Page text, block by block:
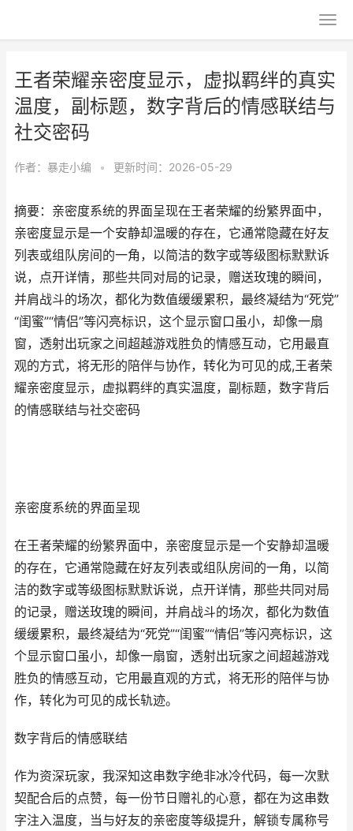
王者荣耀亲密度显示，虚拟羁绊的真实
温度，副标题，数字背后的情感联结与
社交密码
作者： 暴走小编 • 更新时间：2026-05-29
摘要：亲密度系统的界面呈现在王者荣耀的纷繁界面中，
亲密度显示是一个安静却温暖的存在，它通常隐藏在好友
列表或组队房间的一角，以简洁的数字或等级图标默默诉
说，点开详情，那些共同对局的记录，赠送玫瑰的瞬间，
并肩战斗的场次，都化为数值缓缓累积，最终凝结为“死党”
“闺蜜”“情侣”等闪亮标识，这个显示窗口虽小，却像一扇
窗，透射出玩家之间超越游戏胜负的情感互动，它用最直
观的方式，将无形的陪伴与协作，转化为可见的成,王者荣
耀亲密度显示，虚拟羁绊的真实温度，副标题，数字背后
的情感联结与社交密码
亲密度系统的界面呈现
在王者荣耀的纷繁界面中，亲密度显示是一个安静却温暖
的存在，它通常隐藏在好友列表或组队房间的一角，以简
洁的数字或等级图标默默诉说，点开详情，那些共同对局
的记录，赠送玫瑰的瞬间，并肩战斗的场次，都化为数值
缓缓累积，最终凝结为“死党”“闺蜜”“情侣”等闪亮标识，这
个显示窗口虽小，却像一扇窗，透射出玩家之间超越游戏
胜负的情感互动，它用最直观的方式，将无形的陪伴与协
作，转化为可见的成长轨迹。
数字背后的情感联结
作为资深玩家，我深知这串数字绝非冰冷代码，每一次默
契配合后的点赞，每一份节日赠礼的心意，都在为这串数
字注入温度，当与好友的亲密度等级提升，解锁专属称号